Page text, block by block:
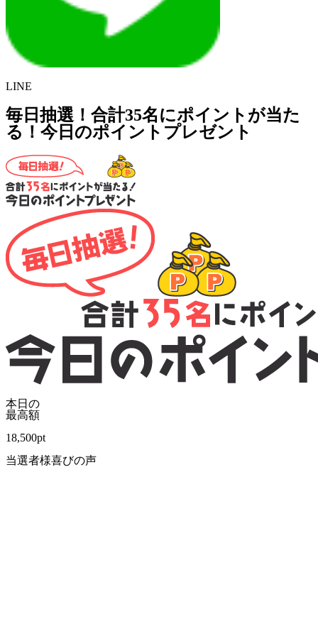
LINE
毎日抽選！合計35名にポイントが当た
る！今日のポイントプレゼント
本日の
最高額
18,500pt
当選者様喜びの声